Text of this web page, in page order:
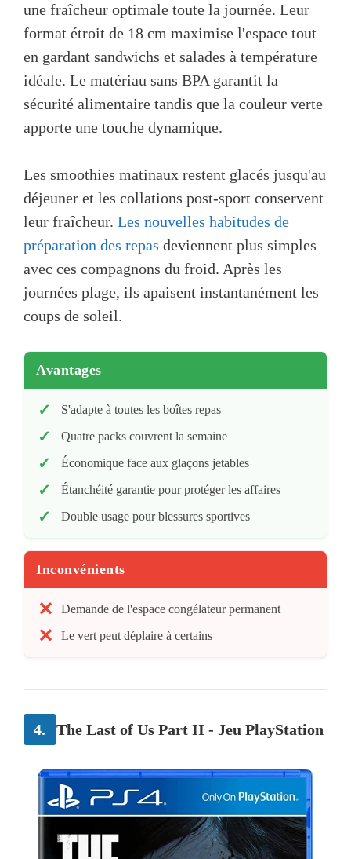
une fraîcheur optimale toute la journée. Leur
format étroit de 18 cm maximise l'espace tout
en gardant sandwichs et salades à température
idéale. Le matériau sans BPA garantit la
sécurité alimentaire tandis que la couleur verte
apporte une touche dynamique.
Les smoothies matinaux restent glacés jusqu'au
déjeuner et les collations post-sport conservent
leur fraîcheur. Les nouvelles habitudes de
préparation des repas deviennent plus simples
avec ces compagnons du froid. Après les
journées plage, ils apaisent instantanément les
coups de soleil.
Avantages
S'adapte à toutes les boîtes repas
Quatre packs couvrent la semaine
Économique face aux glaçons jetables
Étanchéité garantie pour protéger les affaires
Double usage pour blessures sportives
Inconvénients
Demande de l'espace congélateur permanent
Le vert peut déplaire à certains
4. The Last of Us Part II - Jeu PlayStation